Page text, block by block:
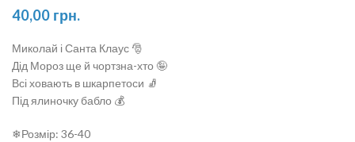
40,00 грн.
Миколай і Санта Клаус 🎅
Дід Мороз ще й чортзна-хто 🤪
Всі ховають в шкарпетоси 🧦
Під ялиночку бабло 💰
❄Розмір: 36-40